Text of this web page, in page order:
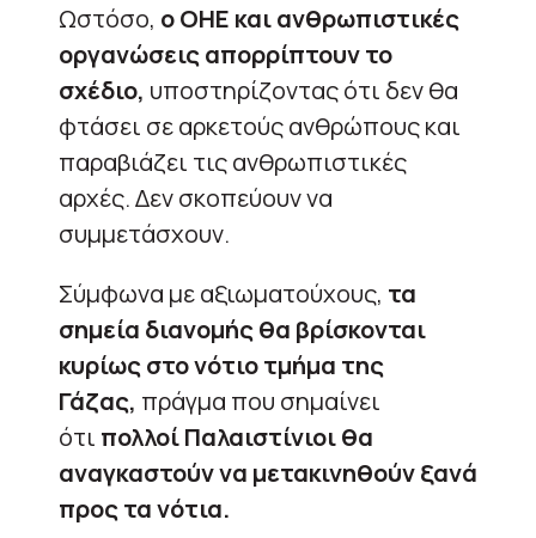
Ωστόσο, ο ΟΗΕ και ανθρωπιστικές
οργανώσεις απορρίπτουν το
σχέδιο, υποστηρίζοντας ότι δεν θα
φτάσει σε αρκετούς ανθρώπους και
παραβιάζει τις ανθρωπιστικές
αρχές. Δεν σκοπεύουν να
συμμετάσχουν.
Σύμφωνα με αξιωματούχους, τα
σημεία διανομής θα βρίσκονται
κυρίως στο νότιο τμήμα της
Γάζας, πράγμα που σημαίνει
ότι πολλοί Παλαιστίνιοι θα
αναγκαστούν να μετακινηθούν ξανά
προς τα νότια.